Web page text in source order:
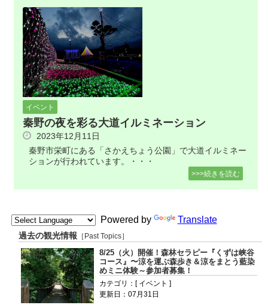
イベント
秦野の夜を彩る大道イルミネーション
2023年12月11日
秦野市栄町にある「さかえちょう公園」で大道イルミネー
ションが行われています。・・・
>>>続きを読む
Powered by Translate
過去の観光情報 ［Past Topics］
8/25（火）開催！森林セラピー『くずは峡谷
コース』〜涼を運ぶ森歩き＆涼をまとう藍染
めミニ体験～参加者募集！
カテゴリ：[ イベント ]
更新日：07月31日